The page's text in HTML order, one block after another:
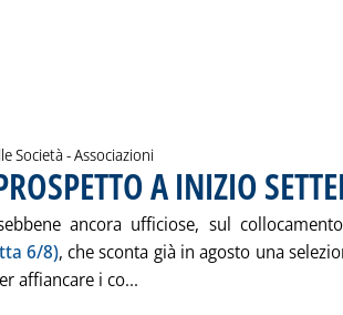
Società - Associazioni
A INIZIO
ancora ufficiose, sul
6/8), che sconta già in agosto una
affiancare i co...